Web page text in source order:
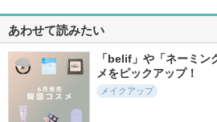
あわせて読みたい
「belif」や「ネーミン
メをピックアップ！
メイクアップ